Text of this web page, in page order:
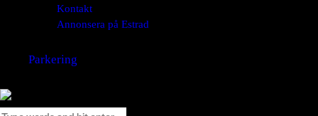
Kontakt
Annonsera på Estrad
Parkering